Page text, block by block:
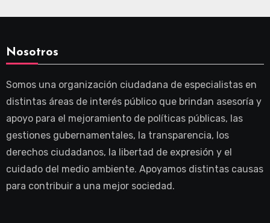
Nosotros
Somos una organización ciudadana de especialistas en
distintas áreas de interés público que brindan asesoría y
apoyo para el mejoramiento de políticas públicas, las
gestiones gubernamentales, la transparencia, los
derechos ciudadanos, la libertad de expresión y el
cuidado del medio ambiente. Apoyamos distintas causas
para contribuir a una mejor sociedad.